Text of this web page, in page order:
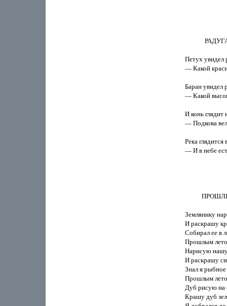
Петух увидел
— Какой
Баран увидел
— Какой
И конь глядит
— Подкова
Река глядится
— И в небе
Землянику
И раскрашу
Собирал ее в
Прошлым
Нарисую
И раскрашу
Знал я рыбное
Прошлым
Дуб рисую на
Крашу дуб